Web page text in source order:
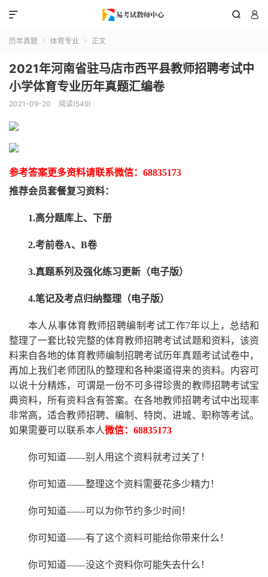
 

历年真题  体育专业  正文
2021年河南省驻马店市西平县教师招聘考试中
小学体育专业历年真题汇编卷
2021-09-20 阅读(549)
参考答案更多资料请联系微信： 68835173
推荐会员套餐复习资料：
1.高分题库上、下册
2.考前卷A、B卷
3.真题系列及强化练习更新（电子版）
4.笔记及考点归纳整理（电子版）
本人从事体育教师招聘编制考试工作7年以上，总结和
整理了一套比较完整的体育教师招聘考试试题和资料，该资
料来自各地的体育教师编制招聘考试历年真题考试试卷中，
再加上我们老师 团队的整理和各种渠道得来的资料。内容可
以说十分精炼，可谓是一份不可多得珍贵的教师招聘考试宝
典资料，所有资料含有答案。在各地教师招聘考试中出现率
非常高，适合教师招聘、编制、特岗、进城、职称等考试。
如果需要可以联系本人微信： 68835173
你可知道——别人用这个资料就考过关了！
你可知道——整理这个资料需要花多少精力 ！
你可知道——可以为你节约多少时间！
你可知道——有了这个资料可能给你带来什么！
你可知道——没这个资料你可能失去什么 ！